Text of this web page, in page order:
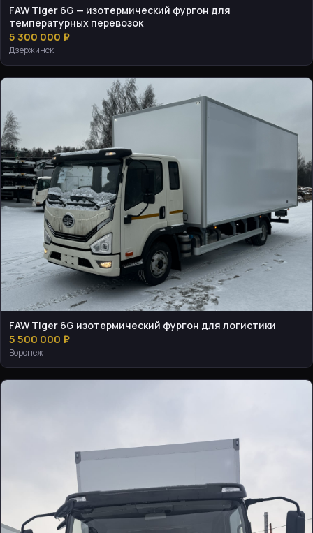
FAW Tiger 6G — изотермический фургон для
температурных перевозок
5 300 000 ₽
Дзержинск
FAW Tiger 6G изотермический фургон для логистики
5 500 000 ₽
Воронеж